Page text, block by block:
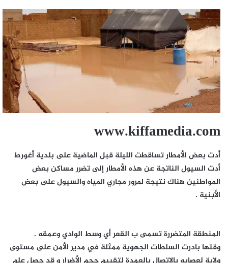
www.kiffamedia.com
أدت بعض الأمطار تساقطت الليلة قبل الماضية على بلدية أغورط
أدت السيول الناتجة عن هذه الأمطار إلى تضرر مساكن بعض
المواطنين هناك نتيجة لمرور مجاري المياه والسيول على بعض
الأبنية .
المنطقة المتضررة تسمى ب القعر أي وسط الوادي وعمقه .
وقتها بادرت السلطات الجهوية ممثلة في مدير الأمن على مستوى